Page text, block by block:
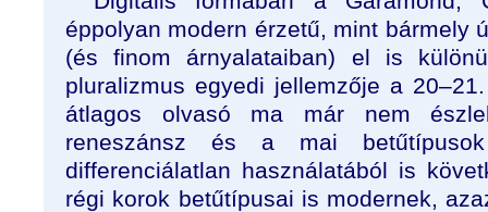
éppolyan modern érzetű, mint bármely
(és finom árnyalataiban) el is
pluralizmus egyedi jellemzője a
átlagos olvasó ma már nem
reneszánsz és a mai
differenciálatlan használatából is
régi korok betűtípusai is modernek,